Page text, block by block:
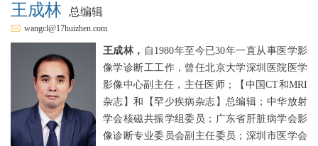
王成林 总编辑
wangcl@17huizhen.com
王成林， 自1980年至今已30年一直从事医学影
像学诊断工工作，曾任北京大学深圳医院医学
影像中心副主任，主任医师；【中国CT和MRI
杂志】和【罕少疾病杂志】总编辑；中华放射
学会核磁共振学组委员；广东省肝脏病学会影
像诊断专业委员会副主任委员；深圳市医学会